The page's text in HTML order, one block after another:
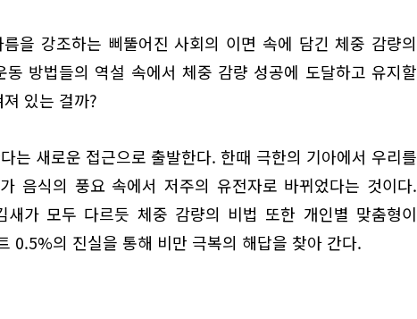
을 강조하는 삐뚤어진 사회의 이면 속에 담긴 체중 감량의
동 방법들의 역설 속에서 체중 감량 성공에 도달하고 유지할
있는 걸까?
는 새로운 접근으로 출발한다. 한때 극한의 기아에서 우리를
음식의 풍요 속에서 저주의 유전자로 바뀌었다는 것이다.
새가 모두 다르듯 체중 감량의 비법 또한 개인별 맞춤형이
0.5%의 진실을 통해 비만 극복의 해답을 찾아 간다.